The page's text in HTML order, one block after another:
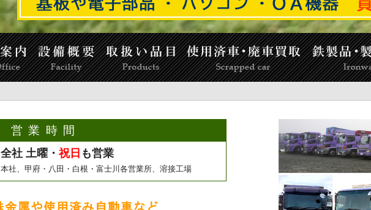
営業時間
全社 土曜・ 祝日 も営業
本社、甲府・八田・白根・富士川各営業所、溶接工場